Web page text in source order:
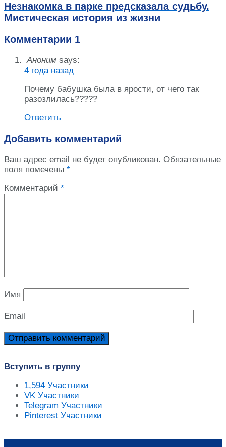
Незнакомка в парке предсказала судьбу.
Мистическая история из жизни
Комментарии 1
Аноним says:
4 года назад
Почему бабушка была в ярости, от чего так
разозлилась?????
Ответить
Добавить комментарий
Ваш адрес email не будет опубликован. Обязательные
поля помечены *
Комментарий *
Имя
Email
Вступить в группу
1,594 Участники
VK Участники
Telegram Участники
Pinterest Участники